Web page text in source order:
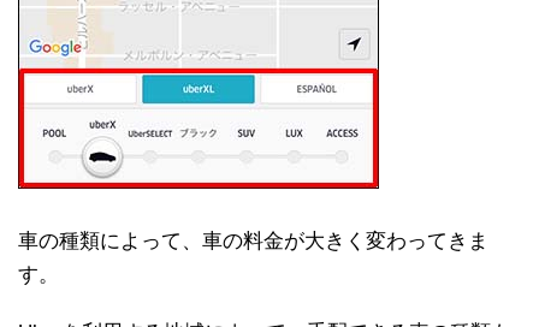
車の種類によって、車の料金が大きく変わってきま
す。